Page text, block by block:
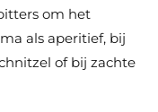
om het
als aperitief, bij
of bij zachte